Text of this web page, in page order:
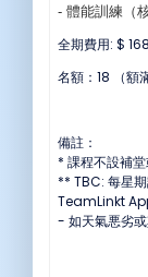
- 體能訓練（
全期費用: $
名額：18 （額
備註：
* 課程不設補
** TBC: 每星
TeamLinkt
- 如天氣悪劣